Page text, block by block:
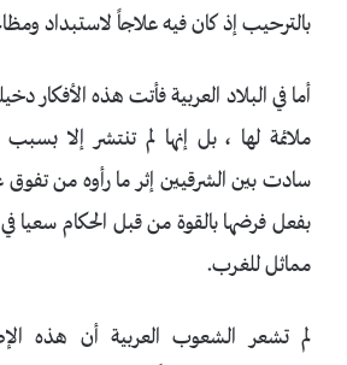
بالترحيب إذ كان فيه علاجاً لاستبداد
أما في البلاد العربية فأتت هذه الأفكار
ملائمة لها ، بل إنها لم تنتشر إلا بسبب
سادت بين الشرقيين إثر ما رأوه من
بفعل فرضها بالقوة من قبل الحكام
مماثل للغرب.
لم تشعر الشعوب العربية أن هذه